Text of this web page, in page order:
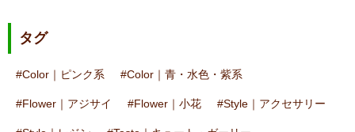
タグ
Color｜ピンク系 Color｜青・水色・紫系
Flower｜アジサイ Flower｜小花 Style｜アクセサリー